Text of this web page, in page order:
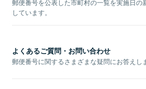
郵便番号を公表した市町村の一覧を実施日の
しています。
よくあるご質問・お問い合わせ
郵便番号に関するさまざまな疑問にお答えし